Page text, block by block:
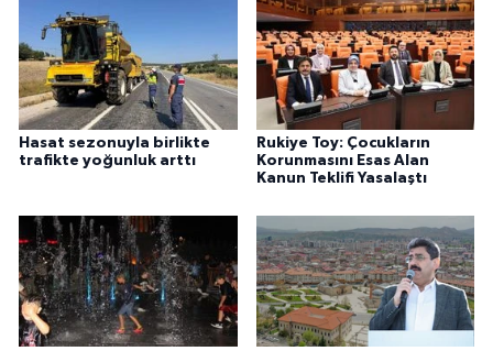
Hasat sezonuyla birlikte
trafikte yoğunluk arttı
Rukiye Toy: Çocukların
Korunmasını Esas Alan
Kanun Teklifi Yasalaştı